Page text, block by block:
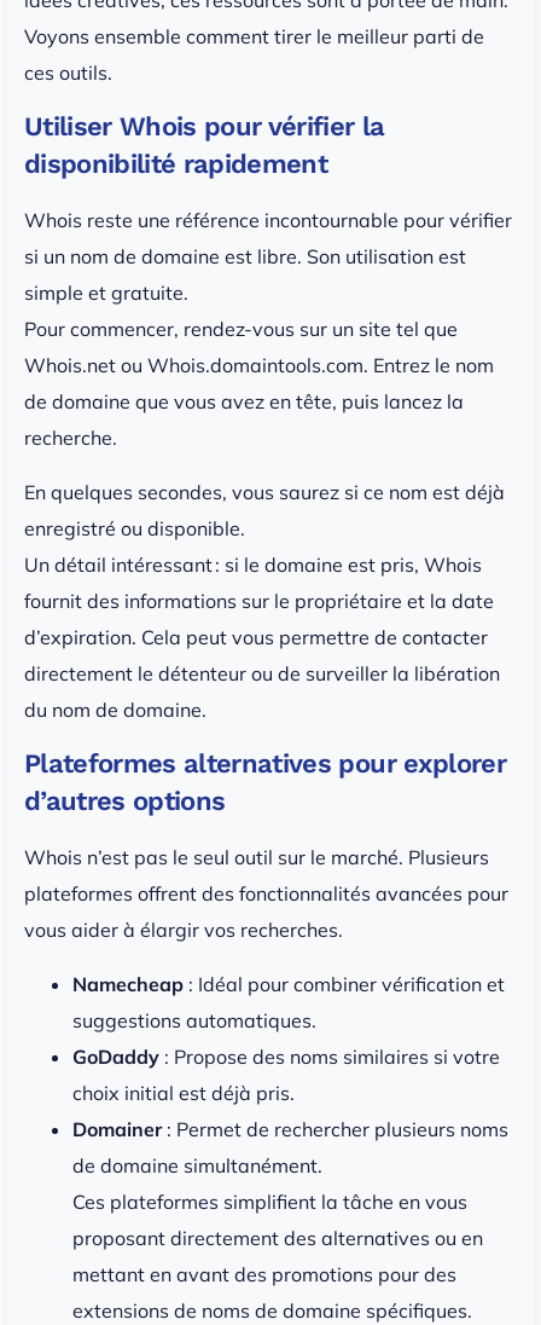
Voyons ensemble comment tirer le meilleur parti de
ces outils.
Utiliser Whois pour vérifier la
disponibilité rapidement
Whois reste une référence incontournable pour vérifier
si un nom de domaine est libre. Son utilisation est
simple et gratuite.
Pour commencer, rendez-vous sur un site tel que
Whois.net ou Whois.domaintools.com. Entrez le nom
de domaine que vous avez en tête, puis lancez la
recherche.
En quelques secondes, vous saurez si ce nom est déjà
enregistré ou disponible.
Un détail intéressant : si le domaine est pris, Whois
fournit des informations sur le propriétaire et la date
d’expiration. Cela peut vous permettre de contacter
directement le détenteur ou de surveiller la libération
du nom de domaine.
Plateformes alternatives pour explorer
d’autres options
Whois n’est pas le seul outil sur le marché. Plusieurs
plateformes offrent des fonctionnalités avancées pour
vous aider à élargir vos recherches.
Namecheap : Idéal pour combiner vérification et
suggestions automatiques.
GoDaddy : Propose des noms similaires si votre
choix initial est déjà pris.
Domainer: Permet de rechercher plusieurs noms
de domaine simultanément.
Ces plateformes simplifient la tâche en vous
proposant directement des alternatives ou en
mettant en avant des promotions pour des
extensions de noms de domaine spécifiques.